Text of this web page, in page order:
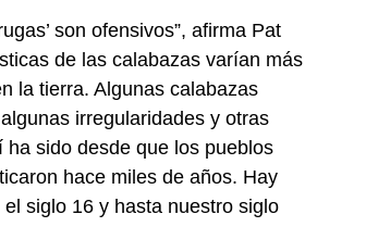
son ofensivos”, afirma Pat
de las calabazas varían más
la tierra. Algunas calabazas
irregularidades y otras
sido desde que los pueblos
hace miles de años. Hay
siglo 16 y hasta nuestro siglo